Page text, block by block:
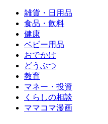
雑貨・日用品
食品・飲料
健康
ベビー用品
おでかけ
どうぶつ
教育
マネー・投資
くらしの相談
ママコマ漫画